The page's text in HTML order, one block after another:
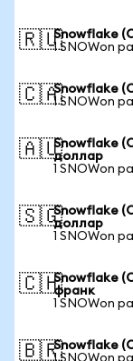
🇷🇺Snowflake
1 SNOWon
🇨🇦Snowflake
1 SNOWon
🇦🇺Snowflake
доллар
1 SNOWon
🇸🇬Snowflake
доллар
1 SNOWon
🇨🇭Snowflake
франк
1 SNOWon
🇧🇷Snowflake
1 SNOWon